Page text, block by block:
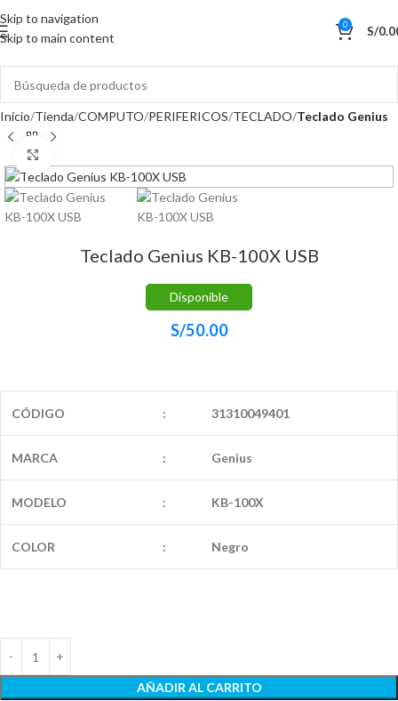
Skip to navigation
Skip to main content
0 S/
Inicio Tienda COMPUTO PERIFERICOS TECLADO Teclado Genius
Teclado Genius KB-100X USB
Disponible
S/50.00
CÓDIGO : 31310049401
MARCA : Genius
MODELO : KB-100X
COLOR : Negro
AÑADIR AL CARRITO